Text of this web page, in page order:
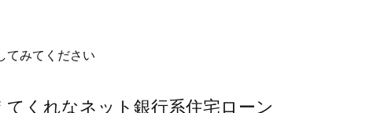
てみてください
くれなネット銀行系住宅ローン